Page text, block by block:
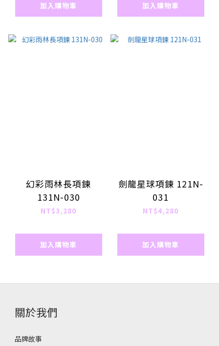
加入購物車 加入購物車
幻彩雨林長項鍊
131N-030
NT$3,280
加入購物車
劍龍星球項鍊 121N-
031
NT$4,280
加入購物車
關於我們
品牌故事